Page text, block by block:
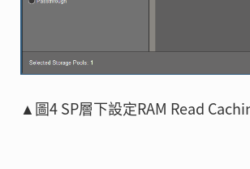
▲圖4 SP層下設定RAM Read